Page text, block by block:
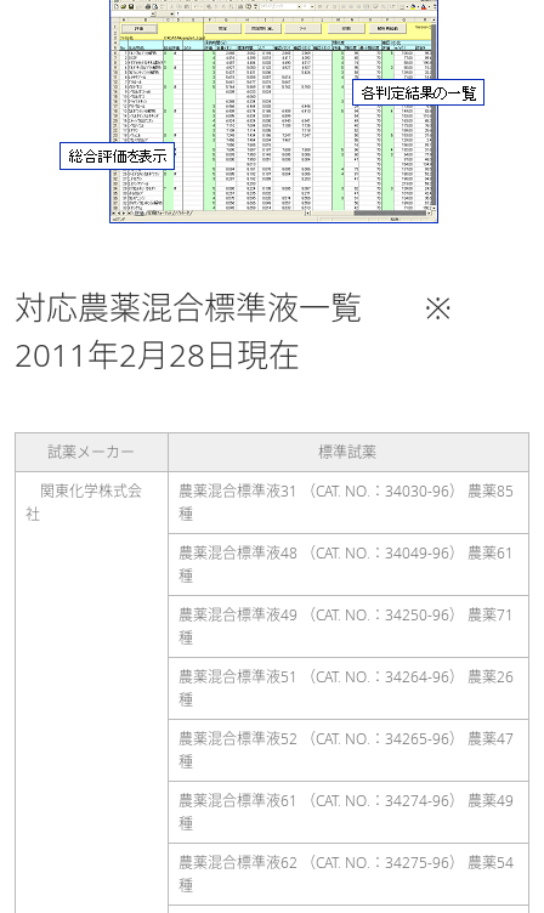
対応農薬混合標準液一覧 ※
2011年2月28日現在
試薬メーカー
標準試薬
関東化学株式会
社
農薬混合標準液31 （CAT. NO.：34030-96） 農薬85
種
農薬混合標準液48 （CAT. NO.：34049-96） 農薬61
種
農薬混合標準液49 （CAT. NO.：34250-96） 農薬71
種
農薬混合標準液51 （CAT. NO.：34264-96） 農薬26
種
農薬混合標準液52 （CAT. NO.：34265-96） 農薬47
種
農薬混合標準液61 （CAT. NO.：34274-96） 農薬49
種
農薬混合標準液62 （CAT. NO.：34275-96） 農薬54
種